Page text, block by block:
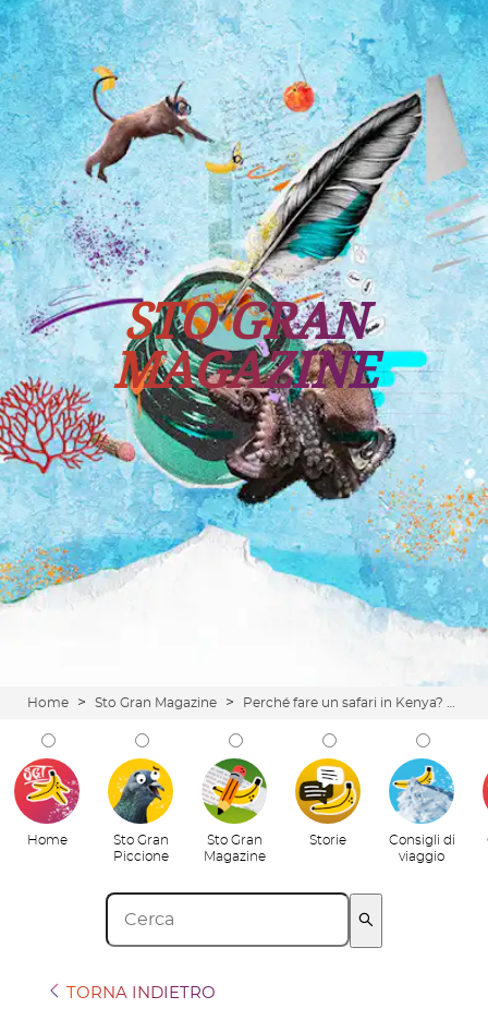
Tutti i viaggi Prossime partenze
STO GRAN
MAGAZINE
Home > Sto Gran Magazine >
Home
Sto Gran
Piccione
Sto Gran
Magazine
Storie
Consigli di
viaggio
TORNA INDIETRO